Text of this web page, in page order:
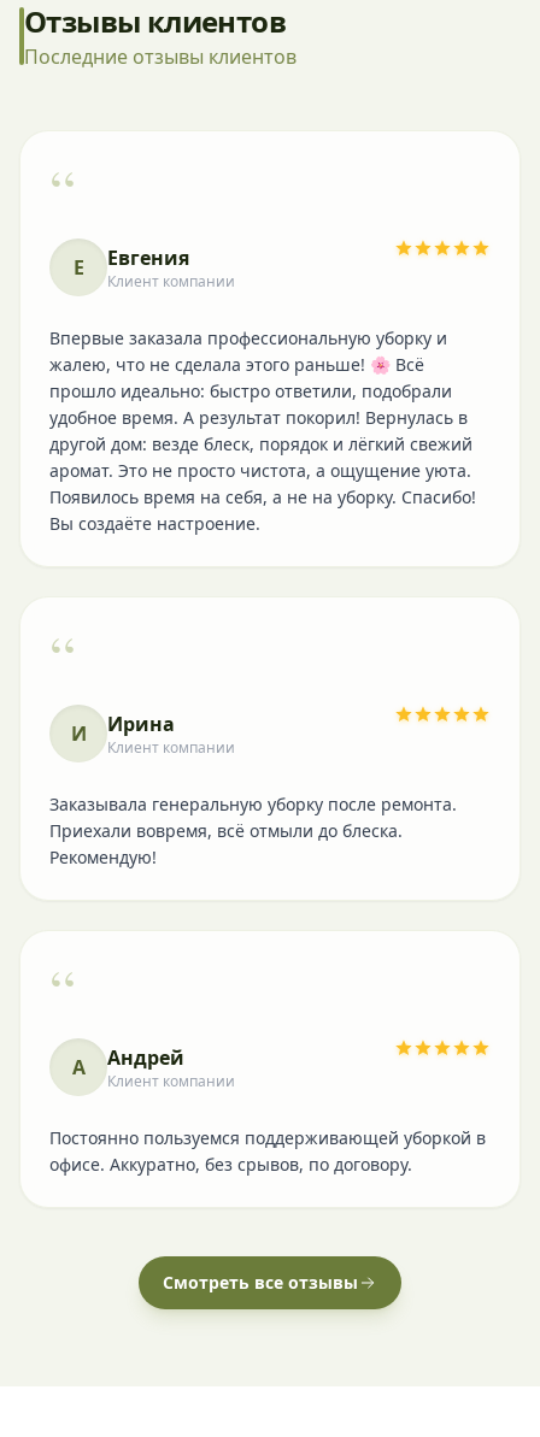
Отзывы клиентов
Последние отзывы клиентов
“
Е Евгения
Клиент компании
Впервые заказала профессиональную уборку и
жалею, что не сделала этого раньше! 🌸 Всё
прошло идеально: быстро ответили, подобрали
удобное время. А результат покорил! Вернулась в
другой дом: везде блеск, порядок и лёгкий свежий
аромат. Это не просто чистота, а ощущение уюта.
Появилось время на себя, а не на уборку. Спасибо!
Вы создаёте настроение.
“
И Ирина
Клиент компании
Заказывала генеральную уборку после ремонта.
Приехали вовремя, всё отмыли до блеска.
Рекомендую!
“
А Андрей
Клиент компании
Постоянно пользуемся поддерживающей уборкой в
офисе. Аккуратно, без срывов, по договору.
Смотреть все отзывы